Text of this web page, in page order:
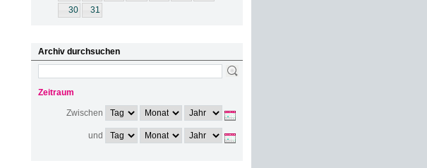
30
31
Archiv durchsuchen
Zeitraum
Zwischen
und